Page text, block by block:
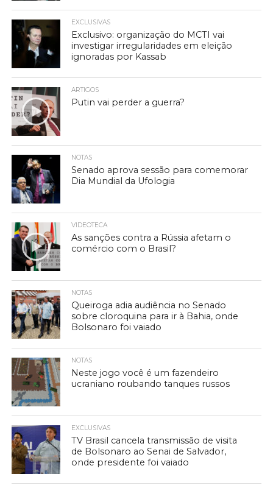
EXCLUSIVAS
Exclusivo: organização do MCTI vai
investigar irregularidades em eleição
ignoradas por Kassab
ARTIGOS
Putin vai perder a guerra?
NOTAS
Senado aprova sessão para comemorar
Dia Mundial da Ufologia
VIDEOTECA
As sanções contra a Rússia afetam o
comércio com o Brasil?
NOTAS
Queiroga adia audiência no Senado
sobre cloroquina para ir à Bahia, onde
Bolsonaro foi vaiado
NOTAS
Neste jogo você é um fazendeiro
ucraniano roubando tanques russos
EXCLUSIVAS
TV Brasil cancela transmissão de visita
de Bolsonaro ao Senai de Salvador,
onde presidente foi vaiado